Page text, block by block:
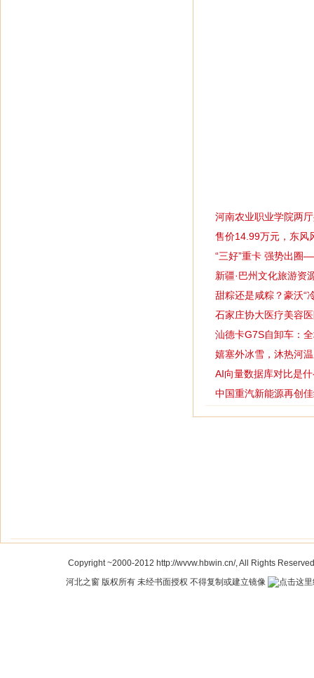
河南农业职业学院两
售价14.99万元，东风
“三好”重卡 强势出圈
新疆·巴州文化旅游资
甜粽还是咸粽？豪沃“
石家庄协大医疗美容
汕德卡G7S自卸车：
嬉塞外冰雪，沐热河
AI向量数据库对比是
中国重汽新能源再创
Copyright ~2000-2012 http://wvvw.hbwin.cn/, All Rights
河北之窗 版权所有 未经书面授权 不得复制或建立镜像